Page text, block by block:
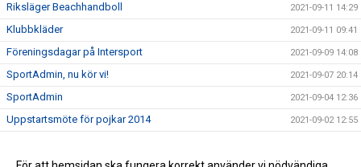
Riksläger Beachhandboll 2021-09-11 14:29
Klubbkläder 2021-09-11 09:41
Föreningsdagar på Intersport 2021-09-09 14:08
SportAdmin, nu kör vi! 2021-09-07 20:14
SportAdmin 2021-09-04 12:36
Uppstartsmöte för pojkar 2014 2021-09-02 12:55
Ny klädleverantör